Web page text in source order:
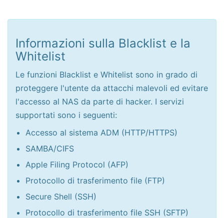
Informazioni sulla Blacklist e la
Whitelist
Le funzioni Blacklist e Whitelist sono in grado di
proteggere l'utente da attacchi malevoli ed evitare
l'accesso al NAS da parte di hacker. I servizi
supportati sono i seguenti:
Accesso al sistema ADM (HTTP/HTTPS)
SAMBA/CIFS
Apple Filing Protocol (AFP)
Protocollo di trasferimento file (FTP)
Secure Shell (SSH)
Protocollo di trasferimento file SSH (SFTP)